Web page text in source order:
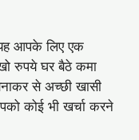
आपके लिए एक
रुपये घर बैठे कमा
से अच्छी खासी
कोई भी खर्चा करने